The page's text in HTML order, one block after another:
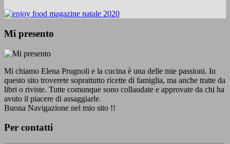
Mi presento
Mi chiamo Elena Prugnoli e la cucina è una delle mie passioni. In
questo sito troverete soprattutto ricette di famiglia, ma anche tratte da
libri o riviste. Tutte comunque sono collaudate e approvate da chi ha
avuto il piacere di assaggiarle.
Buona Navigazione nel mio sito !!
Per contatti